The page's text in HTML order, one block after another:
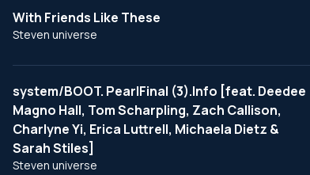
With Friends Like These
Steven universe
system/BOOT. PearlFinal (3).Info [feat. Deedee
Magno Hall, Tom Scharpling, Zach Callison,
Charlyne Yi, Erica Luttrell, Michaela Dietz &
Sarah Stiles]
Steven universe